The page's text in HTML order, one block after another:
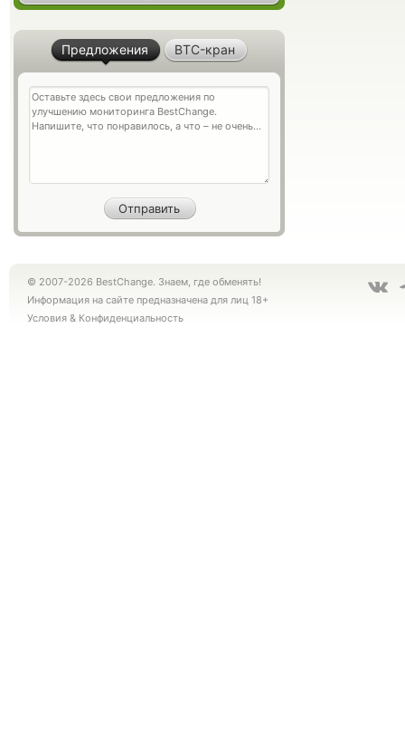
Предложения BTC-кран
© 2007-2026 BestChange. Знаем, где обменять!
Информация на сайте предназначена для лиц 18+
Условия & Конфиденциальность